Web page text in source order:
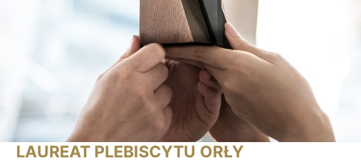
LAUREAT PLEBISCYTU ORŁY